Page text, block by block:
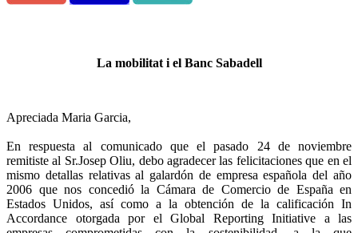
La mobilitat i el Banc Sabadell
Apreciada Maria Garcia,
En respuesta al comunicado que el pasado 24 de noviembre
remitiste al Sr.Josep Oliu, debo agradecer las felicitaciones que en el
mismo detallas relativas al galardón de empresa española del año
2006 que nos concedió la Cámara de Comercio de España en
Estados Unidos, así como a la obtención de la calificación In
Accordance otorgada por el Global Reporting Initiative a las